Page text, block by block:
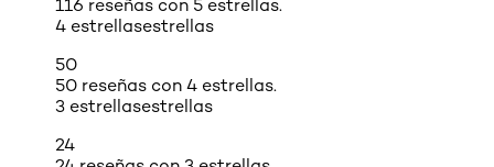
116 reseñas con 5 estrellas.
4 estrellasestrellas
50
50 reseñas con 4 estrellas.
3 estrellasestrellas
24